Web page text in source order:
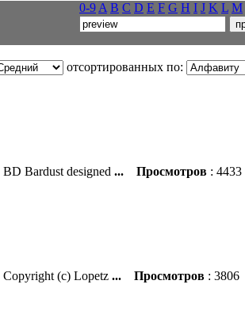
0-9 A B C D E F G H I J K L M
отсортированных по:
BD Bardust designed ... Просмотров : 4433
Copyright (c) Lopetz ... Просмотров : 3806